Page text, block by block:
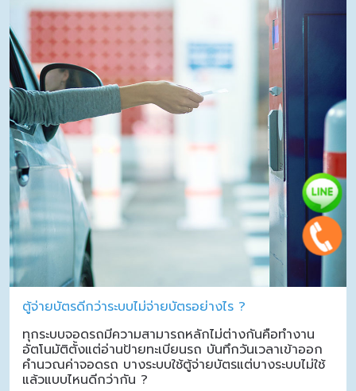
ตู้จ่ายบัตรดีกว่าระบบไม่จ่ายบัตรอย่างไร ?
ทุกระบบจอดรถมีความสามารถหลักไม่ต่างกันคือทำงาน
อัตโนมัติตั้งแต่อ่านป้ายทะเบียนรถ บันทึกวันเวลาเข้าออก
คำนวณค่าจอดรถ บางระบบใช้ตู้จ่ายบัตรแต่บางระบบไม่ใช้
แล้วแบบไหนดีกว่ากัน ?